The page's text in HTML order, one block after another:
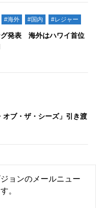
#海外 #国内 #レジャー
発表 海外はハワイ首位
ブ・ザ・シーズ」引き渡
ョンのメールニュー
。